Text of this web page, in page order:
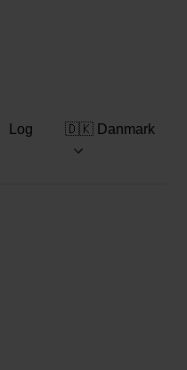
Log
🇩🇰 Danmark